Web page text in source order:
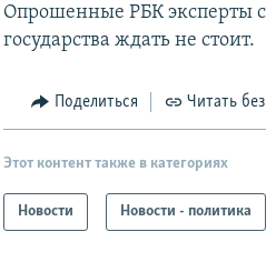
Опрошенные РБК эксперты
государства ждать не стоит.
Поделиться Читать
Этот контент также в категориях
Новости Новости - политика